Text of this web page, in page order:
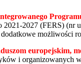
2021-2027 (FERS) (nr
możliwości
europejskim,
i organizowanych